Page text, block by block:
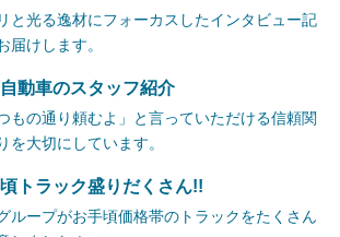
と光る逸材にフォーカスしたインタビュー記
届けします。
動車のスタッフ紹介
つもの通り頼むよ」と言っていただける信頼関
を大切にしています。
トラック盛りだくさん!!
ループがお手頃価格帯のトラックをたくさん